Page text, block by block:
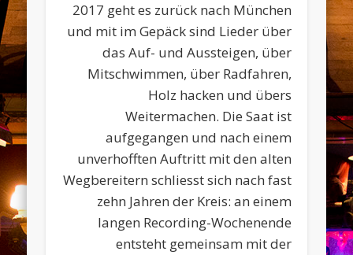
2017 geht es zurück nach München
und mit im Gepäck sind Lieder über
das Auf- und Aussteigen, über
Mitschwimmen, über Radfahren,
Holz hacken und übers
Weitermachen. Die Saat ist
aufgegangen und nach einem
unverhofften Auftritt mit den alten
Wegbereitern schliesst sich nach fast
zehn Jahren der Kreis: an einem
langen Recording-Wochenende
entsteht gemeinsam mit der